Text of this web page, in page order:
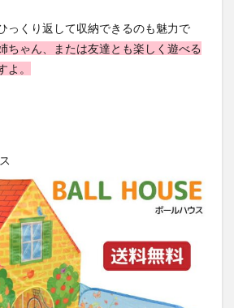
っくり返して収納できるのも魅力で
ちゃん、または友達とも楽しく遊べる
よ。